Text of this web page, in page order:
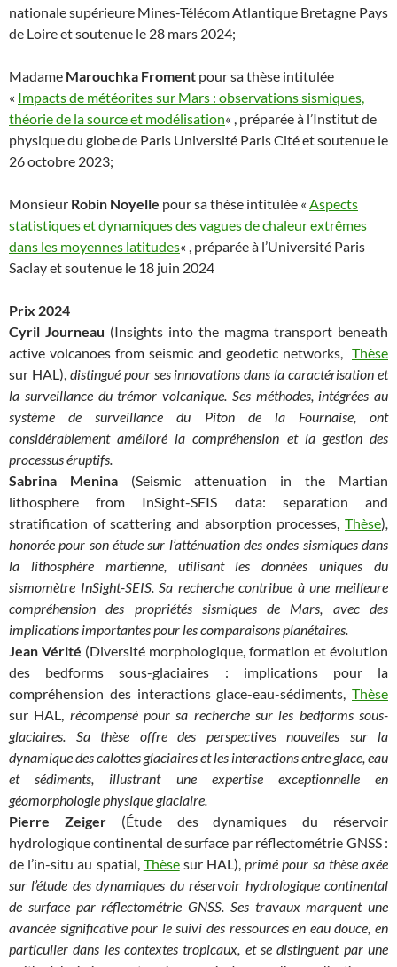
nationale supérieure Mines-Télécom Atlantique Bretagne Pays
de Loire et soutenue le 28 mars 2024;
Madame Marouchka Froment pour sa thèse intitulée
« Impacts de météorites sur Mars : observations sismiques,
théorie de la source et modélisation« , préparée à l’Institut de
physique du globe de Paris Université Paris Cité et soutenue le
26 octobre 2023;
Monsieur Robin Noyelle pour sa thèse intitulée « Aspects
statistiques et dynamiques des vagues de chaleur extrêmes
dans les moyennes latitudes« , préparée à l’Université Paris
Saclay et soutenue le 18 juin 2024
Prix 2024
Cyril Journeau (Insights into the magma transport beneath
active volcanoes from seismic and geodetic networks, Thèse
sur HAL), distingué pour ses innovations dans la caractérisation et
la surveillance du trémor volcanique. Ses méthodes, intégrées au
système de surveillance du Piton de la Fournaise, ont
considérablement amélioré la compréhension et la gestion des
processus éruptifs.
Sabrina Menina (Seismic attenuation in the Martian
lithosphere from InSight-SEIS data: separation and
stratification of scattering and absorption processes, Thèse),
honorée pour son étude sur l’atténuation des ondes sismiques dans
la lithosphère martienne, utilisant les données uniques du
sismomètre InSight-SEIS. Sa recherche contribue à une meilleure
compréhension des propriétés sismiques de Mars, avec des
implications importantes pour les comparaisons planétaires.
Jean Vérité (Diversité morphologique, formation et évolution
des bedforms sous-glaciaires : implications pour la
compréhension des interactions glace-eau-sédiments, Thèse
sur HAL, récompensé pour sa recherche sur les bedforms sous-
glaciaires. Sa thèse offre des perspectives nouvelles sur la
dynamique des calottes glaciaires et les interactions entre glace, eau
et sédiments, illustrant une expertise exceptionnelle en
géomorphologie physique glaciaire.
Pierre Zeiger (Étude des dynamiques du réservoir
hydrologique continental de surface par réflectométrie GNSS :
de l’in-situ au spatial, Thèsesur HAL),primé pour sa thèse axée
sur l’étude des dynamiques du réservoir hydrologique continental
de surface par réflectométrie GNSS. Ses travaux marquent une
avancée significative pour le suivi des ressources en eau douce, en
particulier dans les contextes tropicaux, et se distinguent par une